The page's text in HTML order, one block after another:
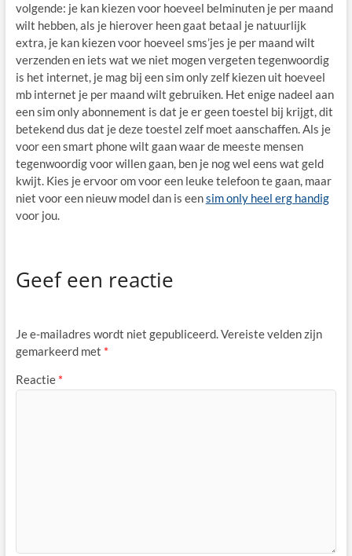
volgende: je kan kiezen voor hoeveel belminuten je per maand
wilt hebben, als je hierover heen gaat betaal je natuurlijk
extra, je kan kiezen voor hoeveel sms’jes je per maand wilt
verzenden en iets wat we niet mogen vergeten tegenwoordig
is het internet, je mag bij een sim only zelf kiezen uit hoeveel
mb internet je per maand wilt gebruiken. Het enige nadeel aan
een sim only abonnement is dat je er geen toestel bij krijgt, dit
betekend dus dat je deze toestel zelf moet aanschaffen. Als je
voor een smart phone wilt gaan waar de meeste mensen
tegenwoordig voor willen gaan, ben je nog wel eens wat geld
kwijt. Kies je ervoor om voor een leuke telefoon te gaan, maar
niet voor een nieuw model dan is eensim only heel erg handig
voor jou.
Geef een reactie
Je e-mailadres wordt niet gepubliceerd.Vereiste velden zijn
gemarkeerd met *
Reactie *